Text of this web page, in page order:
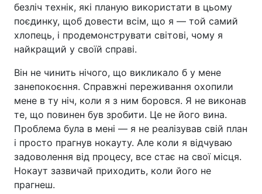
безліч технік, які планую використати в цьому
поєдинку, щоб довести всім, що я — той самий
хлопець, і продемонструвати світові, чому я
найкращий у своїй справі.
Він не чинить нічого, що викликало б у мене
занепокоєння. Справжні переживання охопили
мене в ту ніч, коли я з ним боровся. Я не виконав
те, що повинен був зробити. Це не його вина.
Проблема була в мені — я не реалізував свій план
і просто прагнув нокауту. Але коли я відчуваю
задоволення від процесу, все стає на свої місця.
Нокаут зазвичай приходить, коли його не
прагнеш.